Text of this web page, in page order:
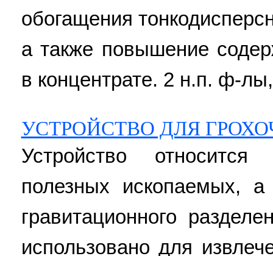
обогащения
а также повышение
в концентрате. 2 н.п. ф-
УСТРОЙСТВО ДЛЯ
Устройство
полезных ископаемых,
гравитационного
использовано для